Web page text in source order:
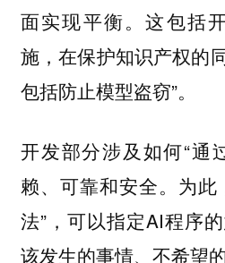
面实现平衡。这包括
施，在保护知识产权的
包括防止模型盗窃”。
开发部分涉及如何“通
赖、可靠和安全。为此
法”，可以指定AI程序
该发生的事情、不希望的